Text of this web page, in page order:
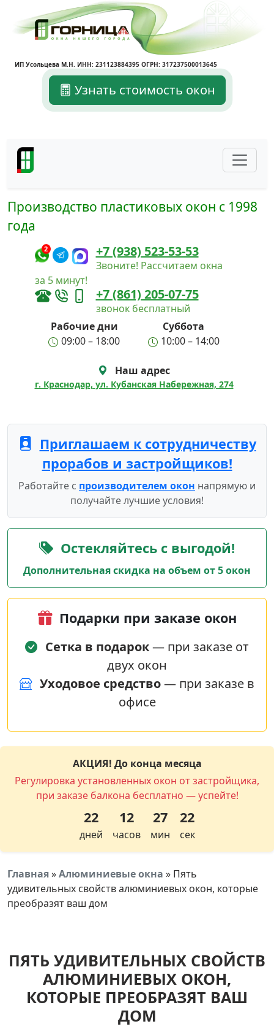
ИП Усольцева М.Н. ИНН: 231123884395 ОГРН: 317237500013645
Узнать стоимость окон
Производство пластиковых окон с 1998
года
2 +7 (938) 523-53-53
Звоните! Рассчитаем окна
за 5 минут!
+7 (861) 205-07-75
звонок бесплатный
Рабочие дни
Суббота
09:00 – 18:00
10:00 – 14:00
Наш адрес
г. Краснодар, ул. Кубанская Набережная, 274
Приглашаем к сотрудничеству
прорабов и застройщиков!
Работайте с производителем окон напрямую и
получайте лучшие условия!
Остекляйтесь с выгодой!
Дополнительная скидка на объем от 5 окон
Подарки при заказе окон
Сетка в подарок— при заказе от
двух окон
Уходовое средство— при заказе в
офисе
АКЦИЯ! До конца месяца
Регулировка установленных окон от застройщика,
при заказе балкона бесплатно — успейте!
22
дней
12
часов
27
мин
22
сек
Главная»Алюминиевые окна » Пять
удивительных свойств алюминиевых окон, которые
преобразят ваш дом
ПЯТЬ УДИВИТЕЛЬНЫХ СВОЙСТВ
АЛЮМИНИЕВЫХ ОКОН,
КОТОРЫЕ ПРЕОБРАЗЯТ ВАШ
ДОМ